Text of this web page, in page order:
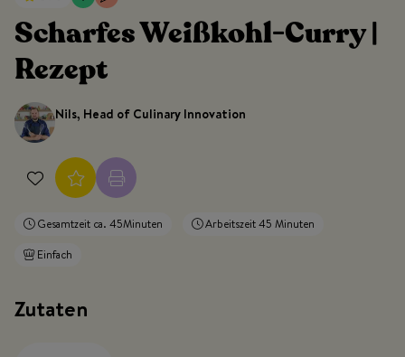
Scharfes Weißkohl-Curry |
Rezept
Nils, Head of Culinary Innovation
Gesamtzeit ca. 45Minuten
Arbeitszeit 45 Minuten
Einfach
Zutaten